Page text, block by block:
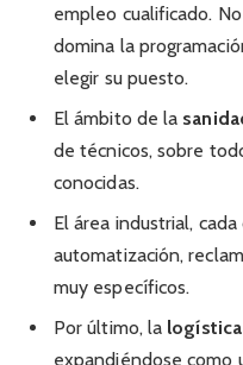
empleo cualificado.
domina la
elegir su puesto.
El ámbito de la
de técnicos, sobre
conocidas.
El área industrial,
automatización,
muy específicos.
Por último, la logística
expandiéndose como